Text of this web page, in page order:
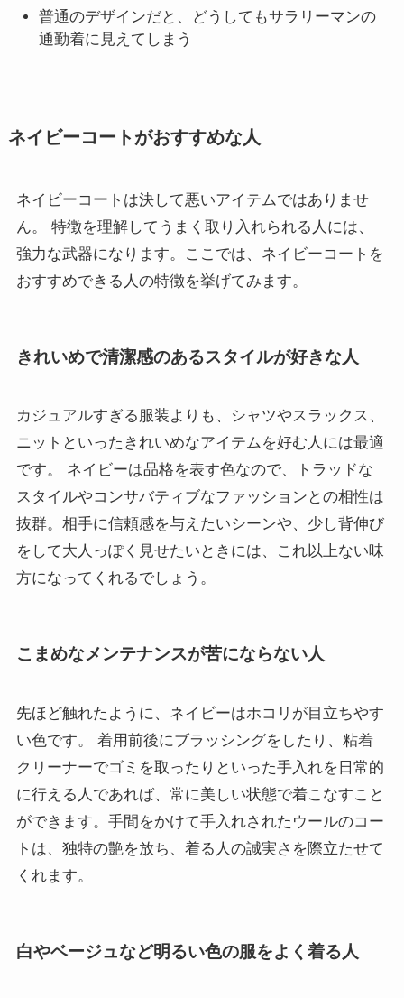
普通のデザインだと、どうしてもサラリーマンの
通勤着に見えてしまう
ネイビーコートがおすすめな人
ネイビーコートは決して悪いアイテムではありませ
ん。 特徴を理解してうまく取り入れられる人には、
強力な武器になります。ここでは、ネイビーコートを
おすすめできる人の特徴を挙げてみます。
きれいめで清潔感のあるスタイルが好きな人
カジュアルすぎる服装よりも、シャツやスラックス、
ニットといったきれいめなアイテムを好む人には最適
です。 ネイビーは品格を表す色なので、トラッドな
スタイルやコンサバティブなファッションとの相性は
抜群。相手に信頼感を与えたいシーンや、少し背伸び
をして大人っぽく見せたいときには、これ以上ない味
方になってくれるでしょう。
こまめなメンテナンスが苦にならない人
先ほど触れたように、ネイビーはホコリが目立ちやす
い色です。 着用前後にブラッシングをしたり、粘着
クリーナーでゴミを取ったりといった手入れを日常的
に行える人であれば、常に美しい状態で着こなすこと
ができます。手間をかけて手入れされたウールのコー
トは、独特の艶を放ち、着る人の誠実さを際立たせて
くれます。
白やベージュなど明るい色の服をよく着る人